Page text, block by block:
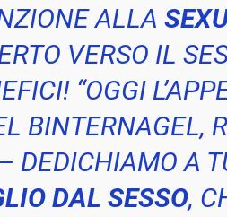
ALLA
VERSO IL
“OGGI
BINTERNAGEL,
DEDICHIAMO A
DAL SESSO,